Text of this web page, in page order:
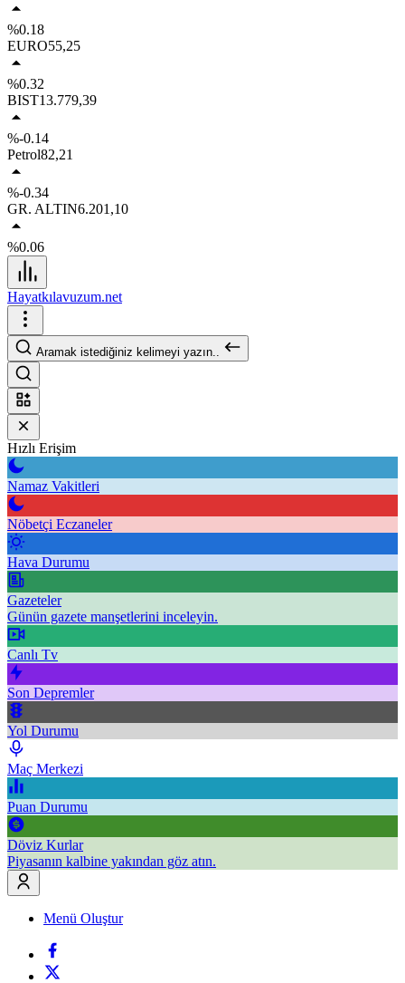
%0.18
EURO55,25
%0.32
BIST13.779,39
%-0.14
Petrol82,21
%-0.34
GR. ALTIN6.201,10
%0.06
Hayatkılavuzum.net
Aramak istediğiniz kelimeyi yazın..
Hızlı Erişim
Namaz Vakitleri
Nöbetçi Eczaneler
Hava Durumu
Gazeteler
Günün gazete manşetlerini inceleyin.
Canlı Tv
Son Depremler
Yol Durumu
Maç Merkezi
Puan Durumu
Döviz Kurlar
Piyasanın kalbine yakından göz atın.
Menü Oluştur